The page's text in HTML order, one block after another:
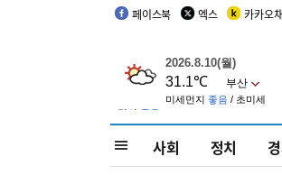
페이스북 엑스 카카오
사회 정치